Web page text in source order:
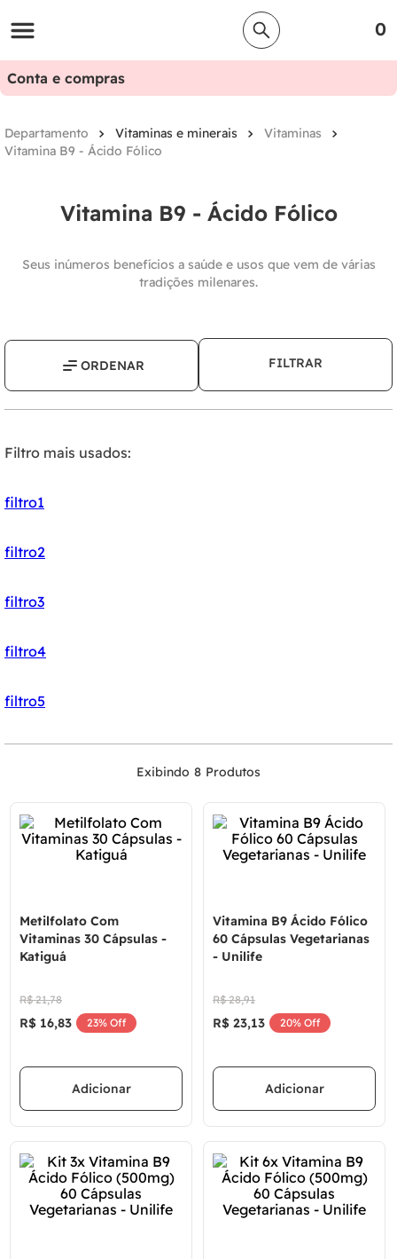
0
Conta e compras
Vitaminas e minerais
Vitaminas
Vitamina B9 - Ácido Fólico
Vitamina B9 - Ácido Fólico
Seus inúmeros benefícios a saúde e usos que vem de várias
tradições milenares.
FILTRAR
Filtro mais usados:
filtro1
filtro2
filtro3
filtro4
filtro5
8
Metilfolato Com
Vitaminas 30 Cápsulas -
Katiguá
R$ 21,78
R$ 16,83 23% Off
Adicionar
Vitamina B9 Ácido Fólico
60 Cápsulas Vegetarianas
- Unilife
R$ 28,91
R$ 23,13 20% Off
Adicionar